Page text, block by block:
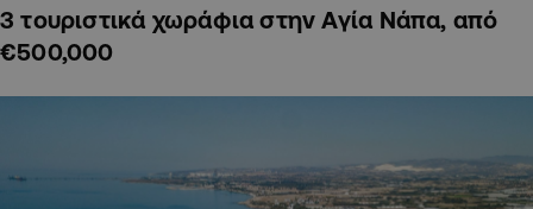
3 τουριστικά χωράφια στην Αγία Νάπα, από
€500,000